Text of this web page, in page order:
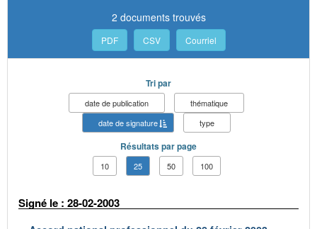
2 documents trouvés
PDF CSV Courriel
Tri par
date de publication
thématique
date de signature
type
Résultats par page
10 25 50 100
Signé le : 28-02-2003